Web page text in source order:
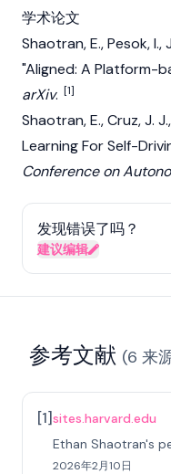
学术论文
Shaotran, E., Pesok, I.,
"Aligned: A Platform-
arXiv. [1]
Shaotran, E., Cruz, J.
Learning For Self-
Conference on
发现错误了吗？
建议编辑
参考文献 (6 来
[1]sites.harvard.edu
Ethan Shaotran's
2026年2月10日